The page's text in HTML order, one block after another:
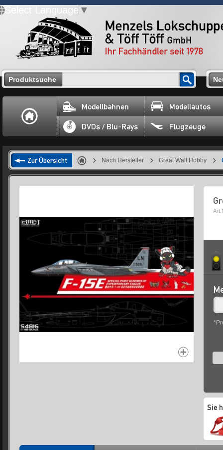
Select Language ▼
Produktsuche
Modellbahnen Modellautos
DVDs / Blu-Rays Flugzeuge
Zur Übersicht Nach Hersteller Great Wall Hobby
Sie